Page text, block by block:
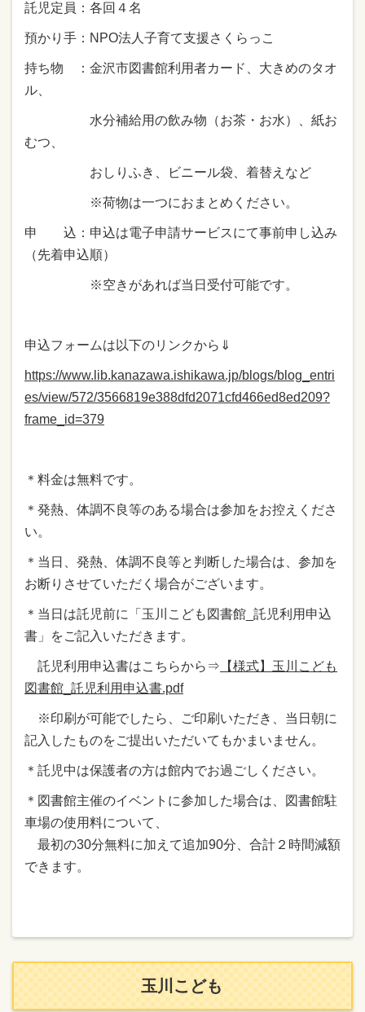
託児定員：各回４名
預かり手：NPO法人子育て支援さくらっこ
持ち物 ：金沢市図書館利用者カード、大きめのタオ
ル、
水分補給用の飲み物（お茶・お水）、紙お
むつ、
おしりふき、ビニール袋、着替えなど
※荷物は一つにおまとめください。
申 込：申込は電子申請サービスにて事前申し込み
（先着申込順）
※空きがあれば当日受付可能です。
申込フォームは以下のリンクから⇓
https://www.lib.kanazawa.ishikawa.jp/blogs/blog_entri
es/view/572/3566819e388dfd2071cfd466ed8ed209?
frame_id=379
＊料金は無料です。
＊発熱、体調不良等のある場合は参加をお控えくださ
い。
＊当日、発熱、体調不良等と判断した場合は、参加を
お断りさせていただく場合がございます。
＊当日は託児前に「玉川こども図書館_託児利用申込
書」をご記入いただきます。
託児利用申込書はこちらから⇒ 【様式】玉川こども
図書館_託児利用申込書.pdf
※印刷が可能でしたら、ご印刷いただき、当日朝に
記入したものをご提出いただいてもかまいません。
＊託児中は保護者の方は館内でお過ごしください。
＊図書館主催のイベントに参加した場合は、図書館駐
車場の使用料について、
最初の30分無料に加えて追加90分、合計２時間減額
できます。
玉川こども